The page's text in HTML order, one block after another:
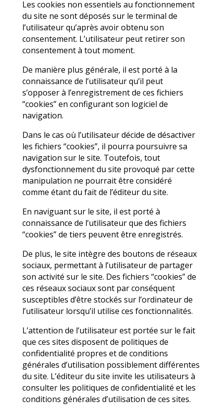
Les cookies non essentiels au fonctionnement
du site ne sont déposés sur le terminal de
l’utilisateur qu’après avoir obtenu son
consentement. L’utilisateur peut retirer son
De manière plus générale, il est porté à la
connaissance de l’utilisateur qu’il peut
s’opposer à l’enregistrement de ces fichiers
“cookies” en configurant son logiciel de
navigation.
Dans le cas où l’utilisateur décide de désactiver
les fichiers “cookies”, il pourra poursuivre sa
navigation sur le site. Toutefois, tout
dysfonctionnement du site provoqué par cette
manipulation ne pourrait être considéré
En naviguant sur le site, il est porté à
connaissance de l’utilisateur que des fichiers
“cookies” de tiers peuvent être enregistrés.
De plus, le site intègre des boutons de réseaux
sociaux, permettant à l’utilisateur de partager
son activité sur le site. Des fichiers “cookies” de
ces réseaux sociaux sont par conséquent
susceptibles d’être stockés sur l’ordinateur de
l’utilisateur lorsqu’il utilise ces fonctionnalités.
L’attention de l’utilisateur est portée sur le fait
que ces sites disposent de politiques de
confidentialité propres et de conditions
générales d’utilisation possiblement différentes
du site. L’éditeur du site invite les utilisateurs à
consulter les politiques de confidentialité et les
conditions générales d’utilisation de ces sites.